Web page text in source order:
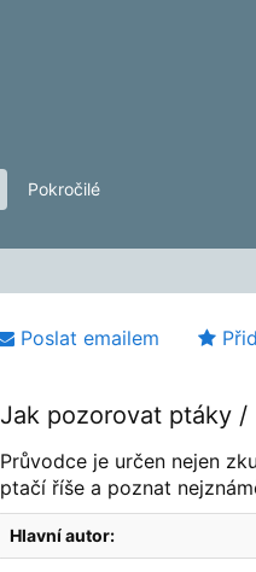
Pokročilé
Poslat emailem
Jak pozorovat ptáky /
Průvodce je určen nejen
ptačí říše a poznat
Hlavní autor: